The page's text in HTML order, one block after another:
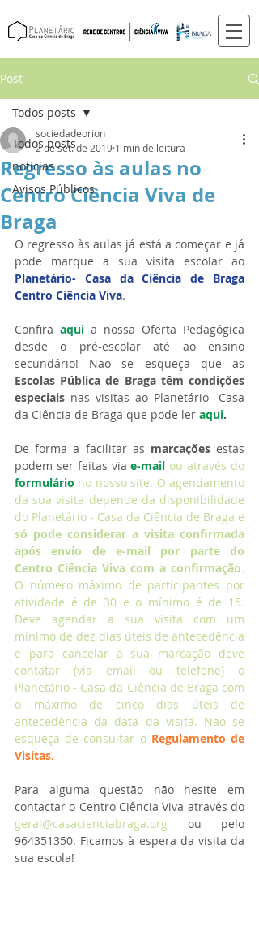
Post
Todos posts
notícias
Avisos Públicos
Todos posts
Regresso às aulas no
Centro Ciência Viva de
Braga
sociedadeorion
2 de set. de 2019 1 min de leitura
O regresso às aulas já está a começar e já
Planetário- Casa da Ciência de Braga
Centro Ciência Viva.
Confira aqui a nossa Oferta Pedagógica
desde o pré-escolar até ao ensino
Escolas Pública de Braga têm condições
especiais nas visitas ao Planetário- Casa
da Ciência de Braga que pode ler aqui.
De forma a facilitar as marcações estas
podem ser feitas via e-mail
formulário no nosso site. O agendamento
da sua visita depende da disponibilidade
só pode considerar a visita confirmada
após envio de e-mail por parte do
Centro Ciência Viva com a confirmação.
O número máximo de participantes por
atividade é de 30 e o mínimo é de 15.
Deve agendar a sua visita com um
mínimo de dez dias úteis de antecedência
e para cancelar a sua marcação deve
contatar (via email ou telefone) o
Planetário - Casa da Ciência de Braga com
o máximo de cinco dias úteis de
antecedência da data da visita. Não se
esqueça de consultar o Regulamento de
Visitas.
Para alguma questão não hesite em
geral@casacienciabraga.org ou pelo
964351350. Ficamos à espera da visita da
sua escola!